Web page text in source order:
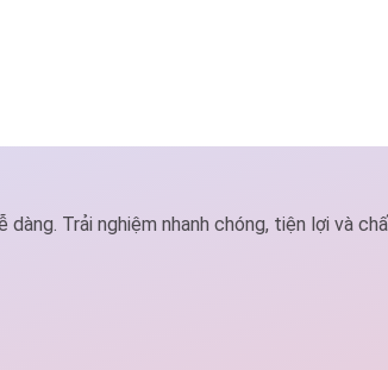
Trải nghiệm nhanh chóng, tiện lợi và